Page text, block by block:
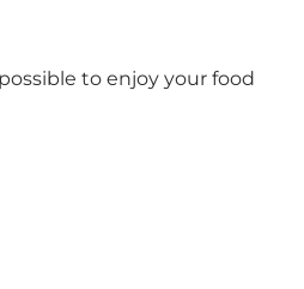
to enjoy your food